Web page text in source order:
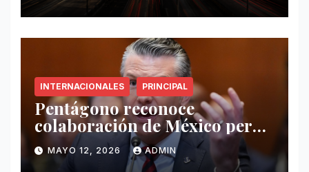
INTERNACIONALES PRINCIPAL
Pentágono reconoce
colaboración de México pero
exige mayor operatividad
antidrogas
MAYO 12, 2026 ADMIN